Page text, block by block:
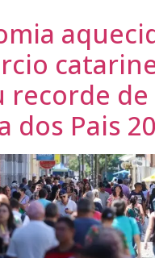
recorde de
dos Pais